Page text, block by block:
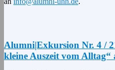
Alumni|Exkursion Nr. 4 /
kleine Auszeit vom Alltag“